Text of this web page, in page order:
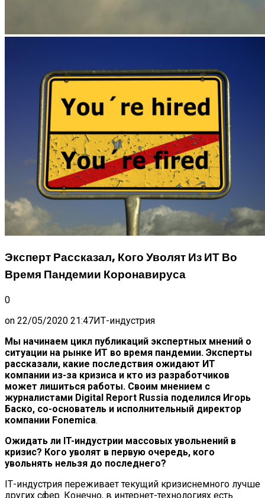
Эксперт Рассказал, Кого Уволят Из ИТ Во
Время Пандемии Коронавируса
0
on 22/05/2020 21:47ИТ-индустрия
Мы начинаем цикл публикаций экспертных мнений о
ситуации на рынке ИТ во время пандемии. Эксперты
рассказали, какие последствия ожидают ИТ
компании из-за кризиса и кто из разработчиков
может лишиться работы. Своим мнением с
журналистами Digital Report Russia поделился Игорь
Баско, со-основатель и исполнительный директор
компании Fonemica.
Ожидать ли IT-индустрии массовых увольнений в
кризис? Кого уволят в первую очередь, кого
увольнять нельзя до последнего?
IТ-индустрия переживает текущий кризиснемного лучше
других cфер. Конечно, в интернет-технологиях есть